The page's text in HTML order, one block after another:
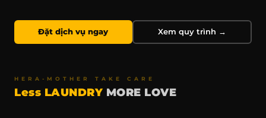
Đặt dịch vụ ngay Xem quy trình →
HERA-MOTHER TAKE CARE
Less LAUNDRY MORE LOVE